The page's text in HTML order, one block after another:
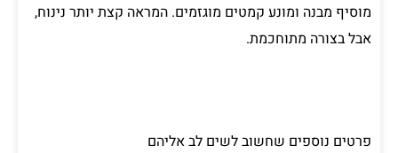
מוסיף מבנה ומונע קמטים מוגזמים. המראה קצת יותר נינוח,
אבל בצורה מתוחכמת.
פרטים נוספים שחשוב לשים לב אליהם